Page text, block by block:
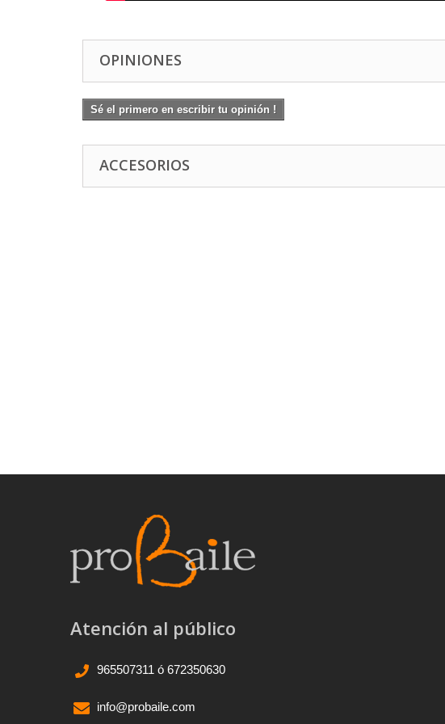
OPINIONES
Sé el primero en escribir tu opinión !
ACCESORIOS
Atención al público
965507311 ó 672350630
info@probaile.com